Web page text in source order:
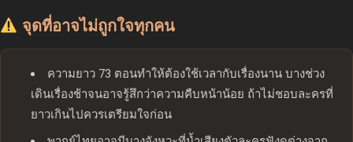
จุดที่อาจไม่ถูกใจทุกคน
ความยาว 73 ตอนทำให้ต้องใช้เวลากับเรื่องนาน บางช่วง
เดินเรื่องช้าจนอาจรู้สึกว่าความคืบหน้าน้อย ถ้าไม่ชอบละครที่
ยาวเกินไปควรเตรียมใจก่อน